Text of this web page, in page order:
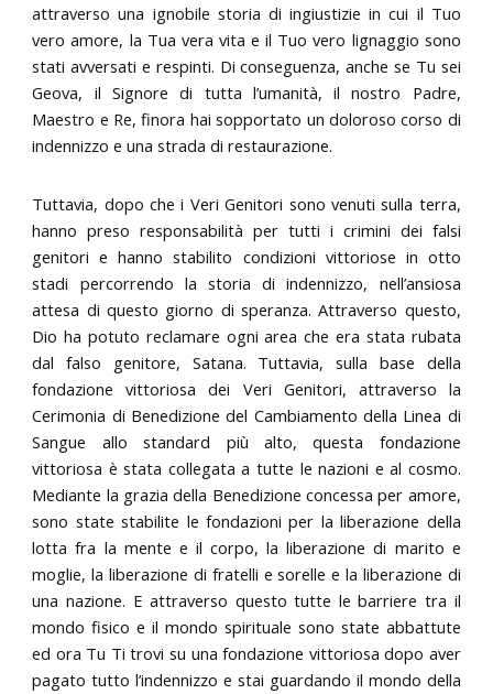
attraverso una ignobile storia di ingiustizie in cui il Tuo
vero amore, la Tua vera vita e il Tuo vero lignaggio sono
stati avversati e respinti. Di conseguenza, anche se Tu sei
Geova, il Signore di tutta l’umanità, il nostro Padre,
Maestro e Re, finora hai sopportato un doloroso corso di
indennizzo e una strada di restaurazione.
Tuttavia, dopo che i Veri Genitori sono venuti sulla terra,
hanno preso responsabilità per tutti i crimini dei falsi
genitori e hanno stabilito condizioni vittoriose in otto
stadi percorrendo la storia di indennizzo, nell’ansiosa
attesa di questo giorno di speranza. Attraverso questo,
Dio ha potuto reclamare ogni area che era stata rubata
dal falso genitore, Satana. Tuttavia, sulla base della
fondazione vittoriosa dei Veri Genitori, attraverso la
Cerimonia di Benedizione del Cambiamento della Linea di
Sangue allo standard più alto, questa fondazione
vittoriosa è stata collegata a tutte le nazioni e al cosmo.
Mediante la grazia della Benedizione concessa per amore,
sono state stabilite le fondazioni per la liberazione della
lotta fra la mente e il corpo, la liberazione di marito e
moglie, la liberazione di fratelli e sorelle e la liberazione di
una nazione. E attraverso questo tutte le barriere tra il
mondo fisico e il mondo spirituale sono state abbattute
ed ora Tu Ti trovi su una fondazione vittoriosa dopo aver
pagato tutto l’indennizzo e stai guardando il mondo della